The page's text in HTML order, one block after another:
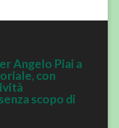
Angelo Piai a
con
scopo di